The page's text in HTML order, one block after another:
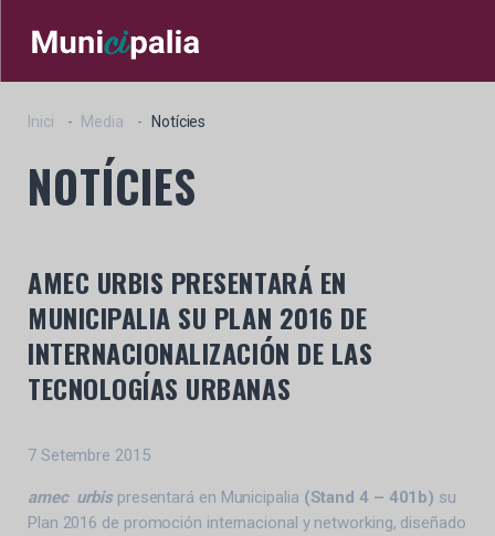
Inici Media Notícies
NOTÍCIES
AMEC URBIS PRESENTARÁ EN
MUNICIPALIA SU PLAN 2016 DE
INTERNACIONALIZACIÓN DE LAS
TECNOLOGÍAS URBANAS
7 Setembre 2015
amec urbis presentará en Municipalia (Stand 4 – 401b) su
Plan 2016 de promoción internacional y networking, diseñado